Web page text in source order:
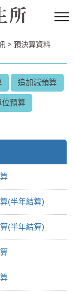
所
> 預決算資料
追加減預算
位預算
(半年結算)
(半年結算)